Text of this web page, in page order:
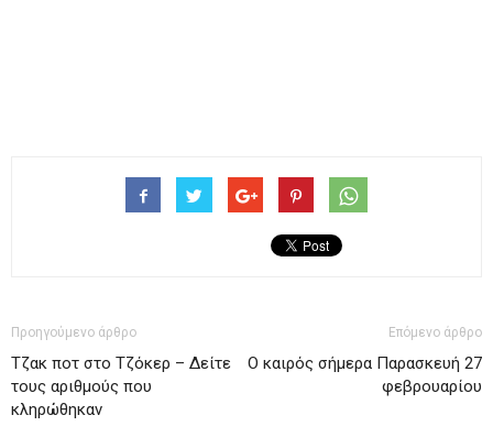
Προηγούμενο άρθρο
Tζακ ποτ στο Τζόκερ – Δείτε
τους αριθμούς που
κληρώθηκαν
Επόμενο άρθρο
Ο καιρός σήμερα Παρασκευή 27
φεβρουαρίου